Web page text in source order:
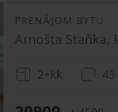
PRENÁJOM BYTU
Arnošta Staňka,
2+kk 43